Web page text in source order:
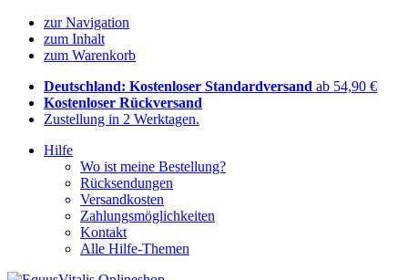
zur Navigation
zum Inhalt
zum Warenkorb
Deutschland: Kostenloser Standardversand ab 54,90 €
Kostenloser Rückversand
Zustellung in 2 Werktagen.
Hilfe
Wo ist meine Bestellung?
Rücksendungen
Versandkosten
Zahlungsmöglichkeiten
Kontakt
Alle Hilfe-Themen